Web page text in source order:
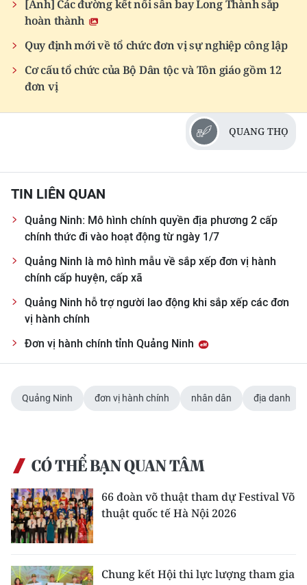
中文
FRANÇAIS
РУССКИЙ
ESPAÑOL
[Ảnh] Các đường kết nối sân bay Long Thành sắp
hoàn thành
Quy định mới về tổ chức đơn vị sự nghiệp công lập
Cơ cấu tổ chức của Bộ Dân tộc và Tôn giáo gồm 12
đơn vị
QUANG THỌ
TIN LIÊN QUAN
Quảng Ninh: Mô hình chính quyền địa phương 2 cấp
chính thức đi vào hoạt động từ ngày 1/7
Quảng Ninh là mô hình mẫu về sắp xếp đơn vị hành
chính cấp huyện, cấp xã
Quảng Ninh hỗ trợ người lao động khi sắp xếp các đơn
vị hành chính
Đơn vị hành chính tỉnh Quảng Ninh
Quảng Ninh đơn vị hành chính nhân dân địa danh
CÓ THỂ BẠN QUAN TÂM
66 đoàn võ thuật tham dự Festival Võ
thuật quốc tế Hà Nội 2026
Chung kết Hội thi lực lượng tham gia